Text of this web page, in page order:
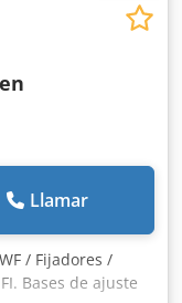
Llamar
/ Fijadores /
Bases de ajuste